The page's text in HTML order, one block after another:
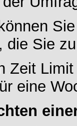
die Sie
Zeit
eine